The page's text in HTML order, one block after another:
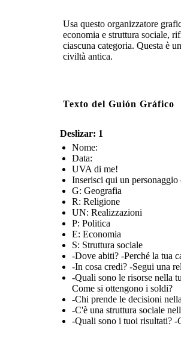
Usa questo organizzatore
economia e struttura sociale,
ciascuna categoria. Questa è
civiltà antica.
Texto del Guión Gráfico
Deslizar: 1
Nome:
Data:
UVA di me!
Inserisci qui un
G: Geografia
R: Religione
UN: Realizzazioni
P: Politica
E: Economia
S: Struttura sociale
-Dove abiti? -Perché la tua
-In cosa credi? -Segui una
-Quali sono le risorse nella
Come si ottengono i soldi?
-Chi prende le decisioni
-C'è una struttura sociale
-Quali sono i tuoi risultati? -